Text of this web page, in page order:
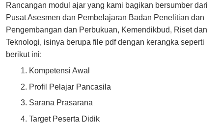
Rancangan modul ajar yang kami bagikan bersumber dari
Pusat Asesmen dan Pembelajaran Badan Penelitian dan
Pengembangan dan Perbukuan, Kemendikbud, Riset dan
Teknologi, isinya berupa file pdf dengan kerangka seperti
berikut ini:
Kompetensi Awal
Profil Pelajar Pancasila
Sarana Prasarana
Target Peserta Didik